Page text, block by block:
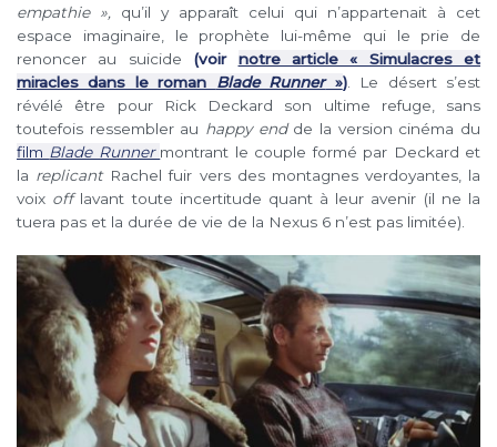
empathie », qu’il y apparaît celui qui n’appartenait à cet
espace imaginaire, le prophète lui-même qui le prie de
renoncer au suicide (voir notre article « Simulacres et
miracles dans le roman Blade Runner»). Le désert s’est
révélé être pour Rick Deckard son ultime refuge, sans
toutefois ressembler au happy end de la version cinéma du
film Blade Runner montrant le couple formé par Deckard et
la replicant Rachel fuir vers des montagnes verdoyantes, la
voix off lavant toute incertitude quant à leur avenir (il ne la
tuera pas et la durée de vie de la Nexus 6 n’est pas limitée).